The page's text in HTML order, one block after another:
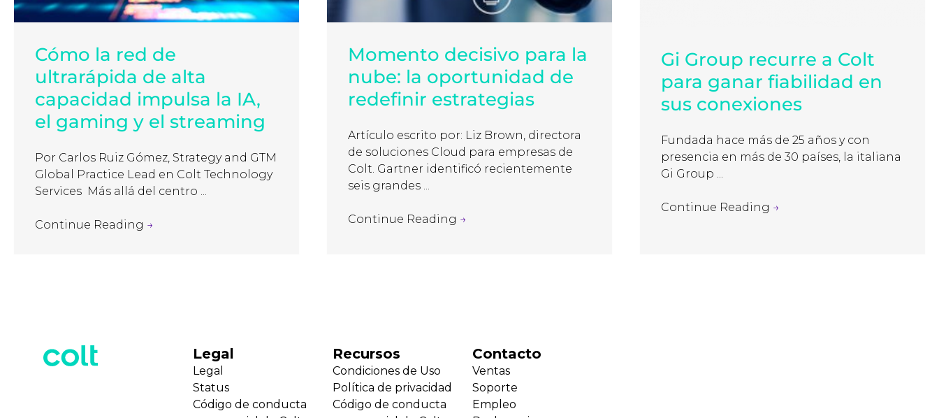
Cómo la red de
ultrarápida de alta
capacidad impulsa la IA,
el gaming y el streaming
Por Carlos Ruiz Gómez, Strategy and GTM
Global Practice Lead en Colt Technology
Services Más allá del centro ...
Continue Reading →
Momento decisivo para la
nube: la oportunidad de
redefinir estrategias
Artículo escrito por: Liz Brown, directora
de soluciones Cloud para empresas de
Colt. Gartner identificó recientemente
seis grandes ...
Continue Reading →
Gi Group recurre a Colt
para ganar fiabilidad en
sus conexiones
Fundada hace más de 25 años y con
presencia en más de 30 países, la italiana
Gi Group ...
Continue Reading →
Legal
Legal
Status
Código de conducta
Recursos
Condiciones de Uso
Política de privacidad
Código de conducta
Contacto
Ventas
Soporte
Empleo